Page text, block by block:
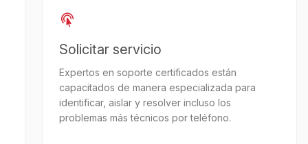
Solicitar servicio
Expertos en soporte certificados están
capacitados de manera especializada para
identificar, aislar y resolver incluso los
problemas más técnicos por teléfono.